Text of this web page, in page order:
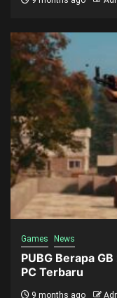
Games News
PUBG Berapa
PC Terbaru
9 months ago